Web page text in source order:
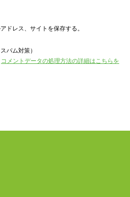
ドレス、サイトを保存する。
パム対策）
コメントデータの処理方法の詳細はこちらを